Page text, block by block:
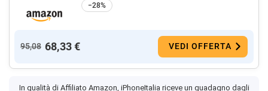
−28%
95,08 68,33 € VEDI OFFERTA
In qualità di Affiliato Amazon, iPhoneItalia riceve un guadagno dagli